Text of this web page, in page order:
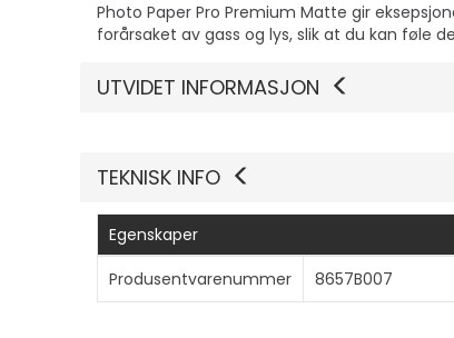
Photo Paper Pro Premium Matte gir
forårsaket av gass og lys, slik at du kan føle
UTVIDET INFORMASJON
TEKNISK INFO
Egenskaper
Produsentvarenummer
8657B007